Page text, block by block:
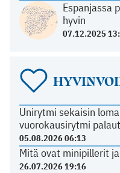
Espanjassa
hyvin
07.12.2025
Unirytmi sekaisin
vuorokausirytmi
05.08.2026 06:13
Mitä ovat minipillerit
26.07.2026 19:16